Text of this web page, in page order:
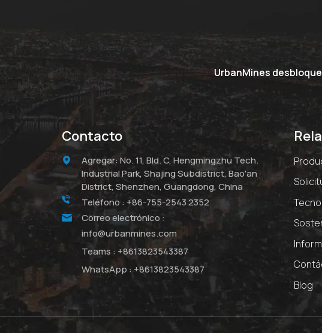
UrbanMines
Contacto
Agregar: No. 11, Bld. C, Hengmingzhu Tech.
Industrial Park, Shajing Subdistrict, Bao'an
District, Shenzhen, Guangdong, China
Teléfono : +86-755-2543 2352
Correo electrónico :
info@urbanmines.com
Teams : +8613823543387
WhatsApp : +8613823543387
Blog